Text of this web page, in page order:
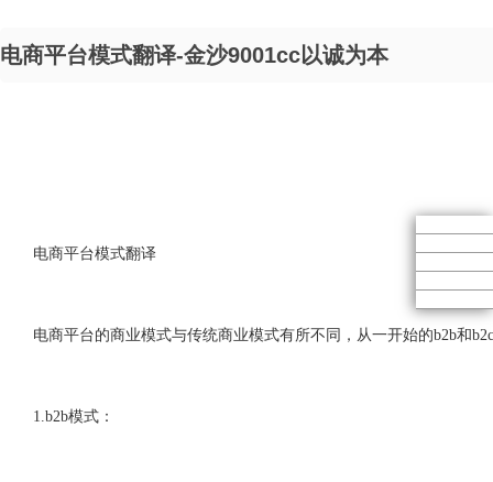
电商平台模式翻译-金沙9001cc以诚为本
电商平台模式翻译
电商平台的商业模式与传统商业模式有所不同，从一开始的b2b和
1.b2b模式：